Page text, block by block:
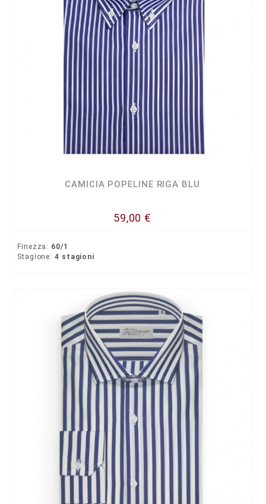
CAMICIA POPELINE RIGA BLU
59,00 €
Finezza: 60/1
Stagione: 4 stagioni